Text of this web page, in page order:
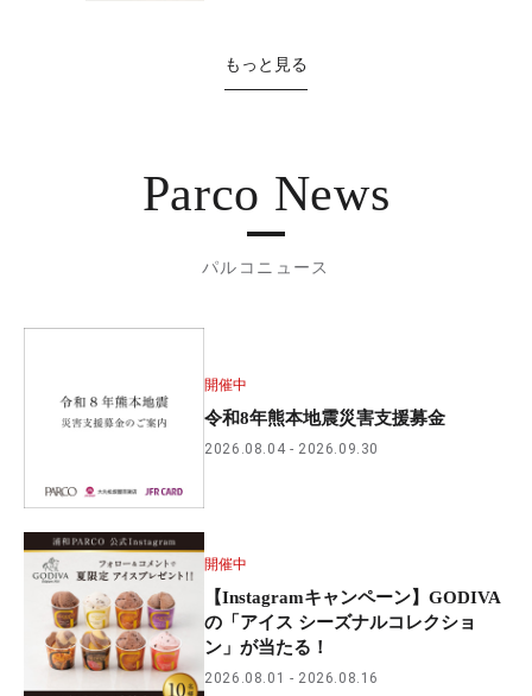
もっと見る
Parco News
パルコニュース
開催中
令和8年熊本地震災害支援募金
2026.08.04 2026.09.30
開催中
【Instagramキャンペーン】GODIVA
の「アイス シーズナルコレクショ
ン」が当たる！
2026.08.01 2026.08.16